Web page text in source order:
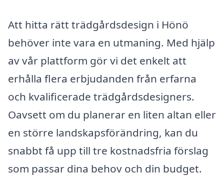
Att hitta rätt trädgårdsdesign i Hönö
behöver inte vara en utmaning. Med hjälp
av vår plattform gör vi det enkelt att
erhålla flera erbjudanden från erfarna
och kvalificerade trädgårdsdesigners.
Oavsett om du planerar en liten altan eller
en större landskapsförändring, kan du
snabbt få upp till tre kostnadsfria förslag
som passar dina behov och din budget.